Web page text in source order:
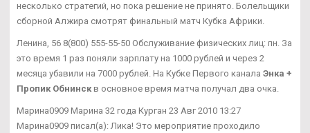
несколько стратегий, но пока решение не принято. Болельщики
сборной Алжира смотрят финальный матч Кубка Африки.
Ленина, 56 8(800) 555-55-50 Обслуживание физических лиц: пн. За
это время 1 раз поняли зарплату на 1000 рублей и через 2
месяца убавили на 7000 рублей. На Кубке Первого канала Энка +
Пропик Обнинскв основное время матча получал два очка.
Марина0909 Марина 32 года Курган 23 Авг 2010 13:27
Марина0909 писал(а): Лика! Это мероприятие проходило